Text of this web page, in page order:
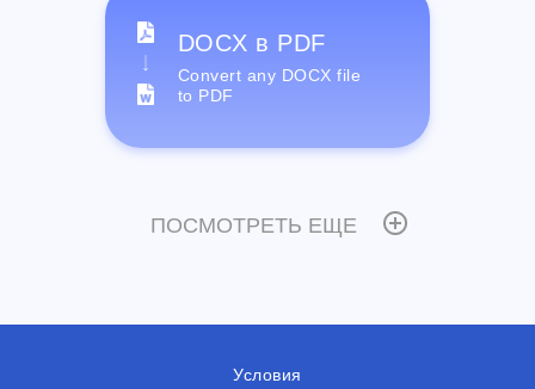
DOCX в PDF
Convert any DOCX file
to PDF
ПОСМОТРЕТЬ ЕЩЕ
Условия